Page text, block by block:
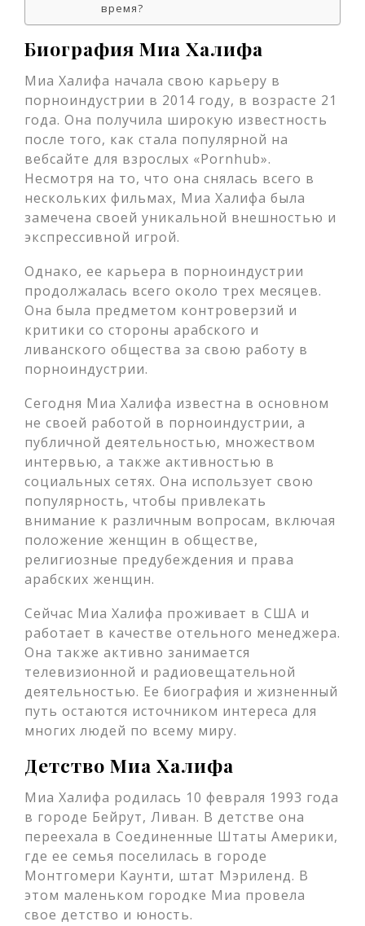
время?
Биография Миа Халифа
Миа Халифа начала свою карьеру в
порноиндустрии в 2014 году, в возрасте 21
года. Она получила широкую известность
после того, как стала популярной на
вебсайте для взрослых «Pornhub».
Несмотря на то, что она снялась всего в
нескольких фильмах, Миа Халифа была
замечена своей уникальной внешностью и
экспрессивной игрой.
Однако, ее карьера в порноиндустрии
продолжалась всего около трех месяцев.
Она была предметом контроверзий и
критики со стороны арабского и
ливанского общества за свою работу в
порноиндустрии.
Сегодня Миа Халифа известна в основном
не своей работой в порноиндустрии, а
публичной деятельностью, множеством
интервью, а также активностью в
социальных сетях. Она использует свою
популярность, чтобы привлекать
внимание к различным вопросам, включая
положение женщин в обществе,
религиозные предубеждения и права
арабских женщин.
Сейчас Миа Халифа проживает в США и
работает в качестве отельного менеджера.
Она также активно занимается
телевизионной и радиовещательной
деятельностью. Ее биография и жизненный
путь остаются источником интереса для
многих людей по всему миру.
Детство Миа Халифа
Миа Халифа родилась 10 февраля 1993 года
в городе Бейрут, Ливан. В детстве она
переехала в Соединенные Штаты Америки,
где ее семья поселилась в городе
Монтгомери Каунти, штат Мэриленд. В
этом маленьком городке Миа провела
свое детство и юность.